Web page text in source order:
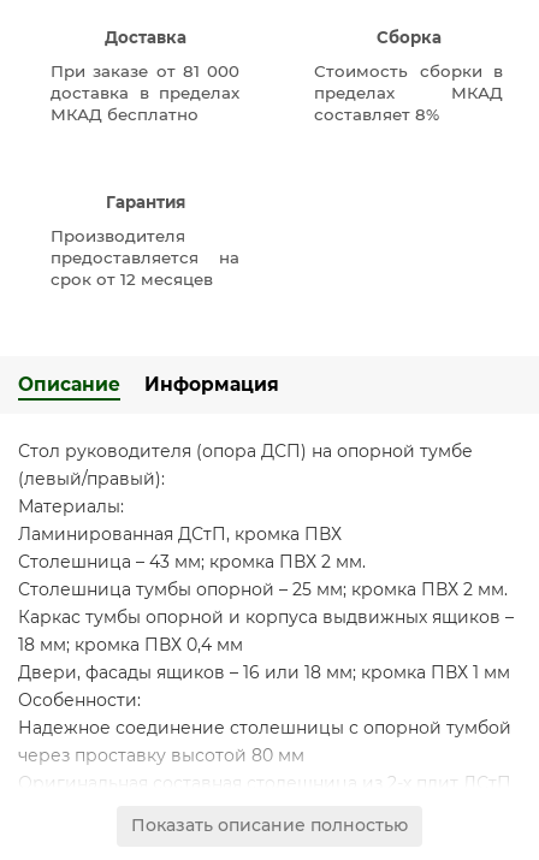
Доставка
При заказе от 81 000
доставка в пределах
МКАД бесплатно
Сборка
Стоимость сборки в
пределах МКАД
составляет 8%
Гарантия
Производителя
предоставляется на
срок от 12 месяцев
Описание Информация
Стол руководителя (опора ДСП) на опорной тумбе
(левый/правый):
Материалы:
Ламинированная ДСтП, кромка ПВХ
Столешница – 43 мм; кромка ПВХ 2 мм.
Столешница тумбы опорной – 25 мм; кромка ПВХ 2 мм.
Каркас тумбы опорной и корпуса выдвижных ящиков –
18 мм; кромка ПВХ 0,4 мм
Двери, фасады ящиков – 16 или 18 мм; кромка ПВХ 1 мм
Особенности:
Надежное соединение столешницы с опорной тумбой
через проставку высотой 80 мм
Оригинальная составная столешница из 2-х плит ДСтП
Конструкция стола предусматривает правое/левое
Показать описание полностью